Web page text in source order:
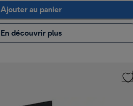
Ajouter au panier
En découvrir plus